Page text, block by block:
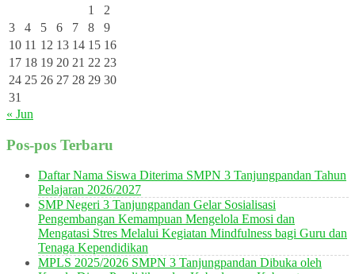
1
2
3
4 5 6 7 8
9
10 11 12 13 14 15 16
17 18 19 20 21 22 23
24 25 26 27 28 29 30
31
« Jun
Pos-pos Terbaru
Daftar Nama Siswa Diterima SMPN 3 Tanjungpandan Tahun
Pelajaran 2026/2027
SMP Negeri 3 Tanjungpandan Gelar Sosialisasi
Pengembangan Kemampuan Mengelola Emosi dan
Mengatasi Stres Melalui Kegiatan Mindfulness bagi Guru dan
Tenaga Kependidikan
MPLS 2025/2026 SMPN 3 Tanjungpandan Dibuka oleh